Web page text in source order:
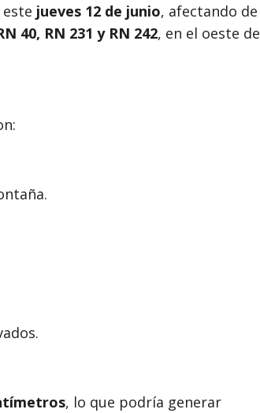
jueves 12 de junio, afectando de
40, RN 231 y RN 242, en el oeste de
, lo que podría generar